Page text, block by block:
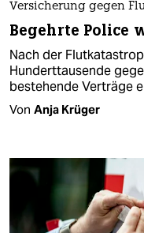
Versicherung gegen
Begehrte Police
Nach der
Hunderttausende
bestehende Verträge
Von Anja Krüger